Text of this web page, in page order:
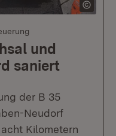
und
saniert
der B 35
Neudorf
Kilometern